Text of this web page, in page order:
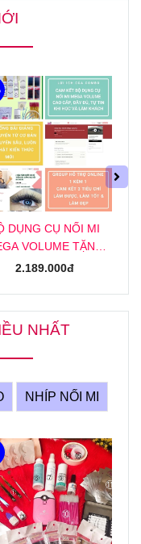
DỤNG CỤ NỐI MI
(FAN SẴN)
KHOÁ HỌC NỐI MI
1.991.000đ
NHẤT
NHÍP NỐI MI